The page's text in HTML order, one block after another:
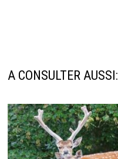
A CONSULTER AUSSI: